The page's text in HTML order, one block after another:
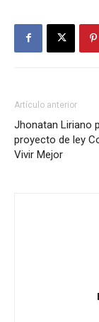
Artículo anterior
Jhonatan Liriano
proyecto de ley
Vivir Mejor